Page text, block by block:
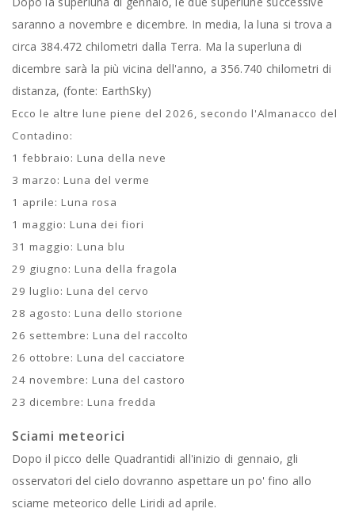
saranno a novembre e dicembre. In media, la luna si trova a
circa 384.472 chilometri dalla Terra. Ma la superluna di
dicembre sarà la più vicina dell'anno, a 356.740 chilometri di
distanza, (fonte: EarthSky)
Ecco le altre lune piene del 2026, secondo l'Almanacco del
Contadino:
1 febbraio: Luna della neve
3 marzo: Luna del verme
1 aprile: Luna rosa
1 maggio: Luna dei fiori
31 maggio: Luna blu
29 giugno: Luna della fragola
29 luglio: Luna del cervo
28 agosto: Luna dello storione
26 settembre: Luna del raccolto
26 ottobre: Luna del cacciatore
24 novembre: Luna del castoro
23 dicembre: Luna fredda
Sciami meteorici
Dopo il picco delle Quadrantidi all'inizio di gennaio, gli
osservatori del cielo dovranno aspettare un po' fino allo
sciame meteorico delle Liridi ad aprile.